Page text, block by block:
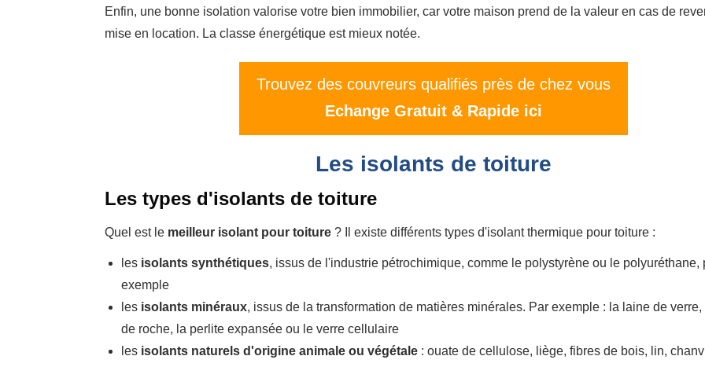
Enfin, une bonne isolation valorise votre bien immobilier, car votre maison prend de la valeur en cas de
mise en location. La classe énergétique est mieux notée.
Trouvez des couvreurs qualifiés près de chez vous
Echange Gratuit & Rapide ici
Les isolants de toiture
Les types d'isolants de toiture
Quel est le meilleur isolant pour toiture ? Il existe différents types d'isolant thermique pour toiture :
les isolants synthétiques, issus de l'industrie pétrochimique, comme le polystyrène ou le polyuréthane,
exemple
les isolants minéraux, issus de la transformation de matières minérales. Par exemple : la laine de
de roche, la perlite expansée ou le verre cellulaire
les isolants naturels d'origine animale ou végétale : ouate de cellulose, liège, fibres de bois, lin,